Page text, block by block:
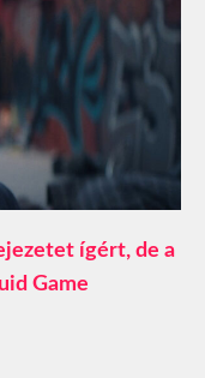
ígért, de a
Game